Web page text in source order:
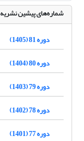
شماره‌های پیشین نشریه
دوره 81 (1405)
دوره 80 (1404)
دوره 79 (1403)
دوره 78 (1402)
دوره 77 (1401)